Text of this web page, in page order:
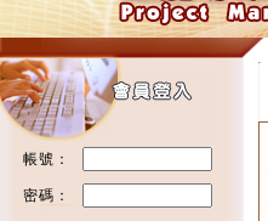
帳號：
密碼：